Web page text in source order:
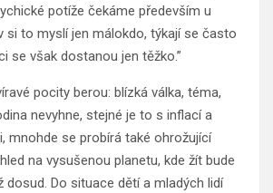
potíže čekáme především u
si to myslí jen málokdo, týkají se často
se však dostanou jen těžko.”
pocity berou: blízká válka, téma,
nevyhne, stejné je to s inflací a
mnohde se probírá také ohrožující
na vysušenou planetu, kde žít bude
dosud. Do situace dětí a mladých lidí